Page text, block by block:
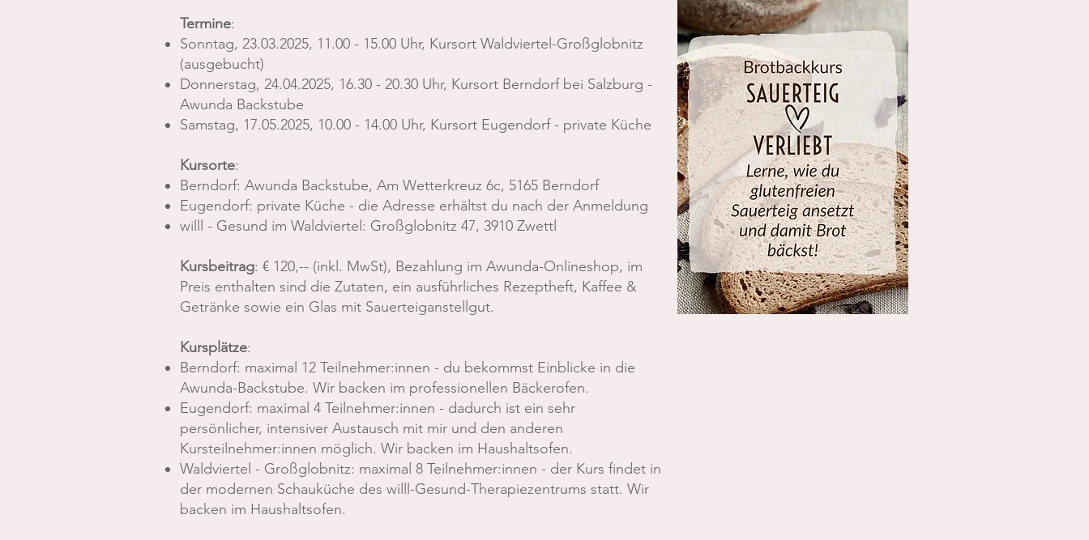
Termine:
Sonntag, 23.03.2025, 11.00 - 15.00 Uhr, Kursort Waldviertel-Großglobnitz
(ausgebucht)
Donnerstag, 24.04.2025, 16.30 - 20.30 Uhr, Kursort Berndorf bei Salzburg -
Awunda Backstube
Samstag, 17.05.2025, 10.00 - 14.00 Uhr, Kursort Eugendorf - private Küche
Kursorte:
Berndorf: Awunda Backstube, Am Wetterkreuz 6c, 5165 Berndorf
Eugendorf: private Küche - die Adresse erhältst du nach der Anmeldung
willl - Gesund im Waldviertel: Großglobnitz 47, 3910 Zwettl
Kursbeitrag: € 120,-- (inkl. MwSt), Bezahlung im Awunda-Onlineshop, im
Preis enthalten sind die Zutaten, ein ausführliches Rezeptheft, Kaffee &
Getränke sowie ein Glas mit Sauerteiganstellgut.
Kursplätze:
Berndorf: maximal 12 Teilnehmer:innen - du bekommst Einblicke in die
Awunda-Backstube. Wir backen im professionellen Bäckerofen.
Eugendorf: maximal 4 Teilnehmer:innen - dadurch ist ein sehr
persönlicher, intensiver Austausch mit mir und den anderen
Kursteilnehmer:innen möglich. Wir backen im Haushaltsofen.
Waldviertel - Großglobnitz: maximal 8 Teilnehmer:innen - der Kurs findet in
der modernen Schauküche des willl-Gesund-Therapiezentrums statt. Wir
backen im Haushaltsofen.